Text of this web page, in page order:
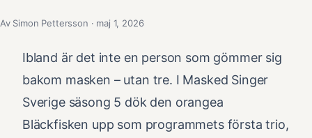
Av Simon Pettersson · maj 1, 2026
Ibland är det inte en person som gömmer sig
bakom masken – utan tre. I Masked Singer
Sverige säsong 5 dök den orangea
Bläckfisken upp som programmets första trio,